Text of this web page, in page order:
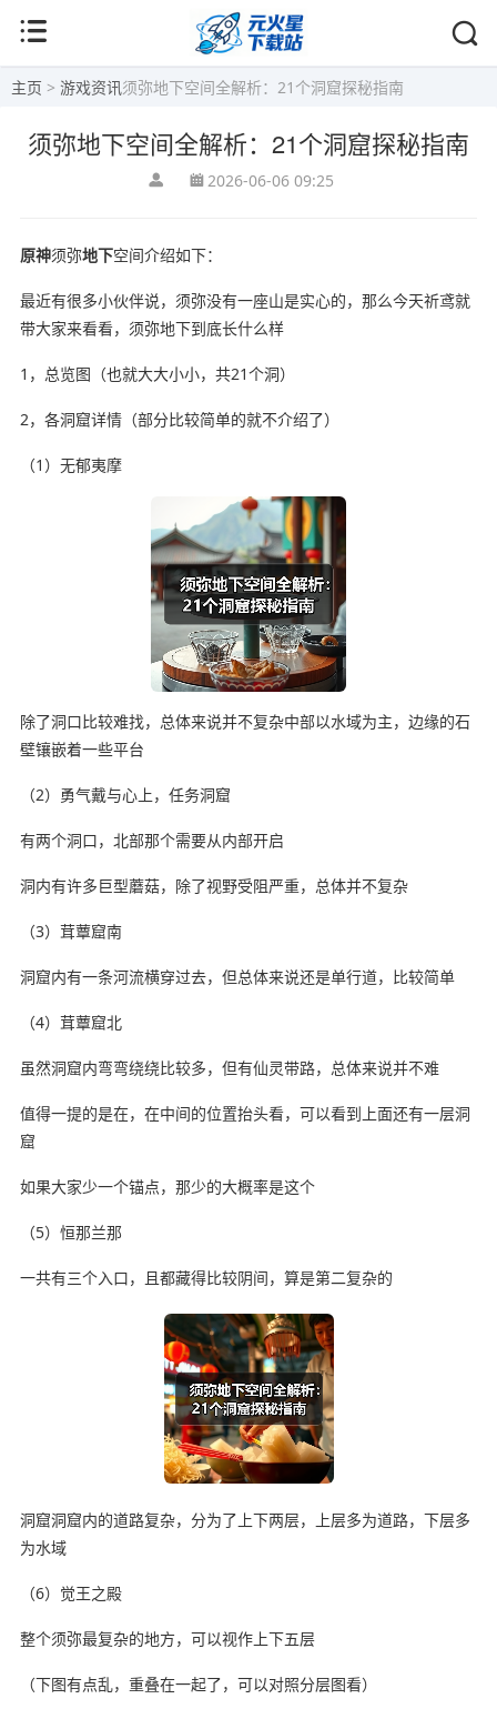
主页 > 游戏资讯须弥地下空间全解析：21个洞窟探秘指南
须弥地下空间全解析：21个洞窟探秘指南
2026-06-06 09:25
原神须弥地下空间介绍如下：
最近有很多小伙伴说，须弥没有一座山是实心的，那么今天祈鸢就
带大家来看看，须弥地下到底长什么样
1，总览图（也就大大小小，共21个洞）
2，各洞窟详情（部分比较简单的就不介绍了）
（1）无郁夷摩
除了洞口比较难找，总体来说并不复杂中部以水域为主，边缘的石
壁镶嵌着一些平台
（2）勇气戴与心上，任务洞窟
有两个洞口，北部那个需要从内部开启
洞内有许多巨型蘑菇，除了视野受阻严重，总体并不复杂
（3）茸蕈窟南
洞窟内有一条河流横穿过去，但总体来说还是单行道，比较简单
（4）茸蕈窟北
虽然洞窟内弯弯绕绕比较多，但有仙灵带路，总体来说并不难
值得一提的是在，在中间的位置抬头看，可以看到上面还有一层洞
窟
如果大家少一个锚点，那少的大概率是这个
（5）恒那兰那
一共有三个入口，且都藏得比较阴间，算是第二复杂的
洞窟洞窟内的道路复杂，分为了上下两层，上层多为道路，下层多
为水域
（6）觉王之殿
整个须弥最复杂的地方，可以视作上下五层
（下图有点乱，重叠在一起了，可以对照分层图看）